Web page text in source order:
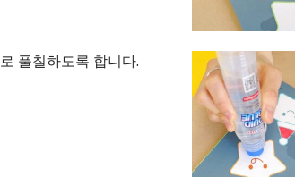
풀칠하도록 합니다.